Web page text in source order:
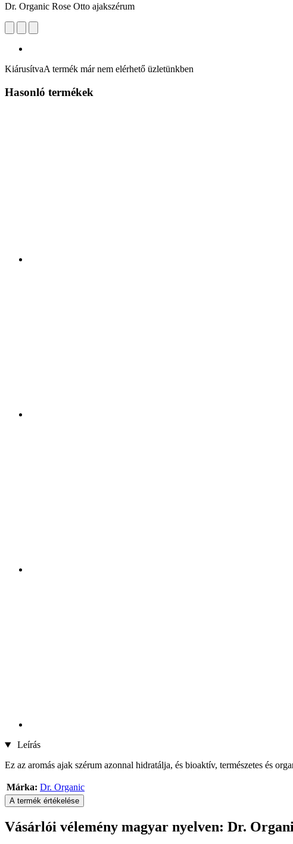
Dr. Organic Rose Otto ajakszérum
KiárusítvaA termék már nem elérhető üzletünkben
Hasonló termékek
Leírás
Ez az aromás ajak szérum azonnal hidratálja, és bioaktív, természetes és
Márka: Dr. Organic
A termék értékelése
Vásárlói vélemény magyar nyelven: Dr.